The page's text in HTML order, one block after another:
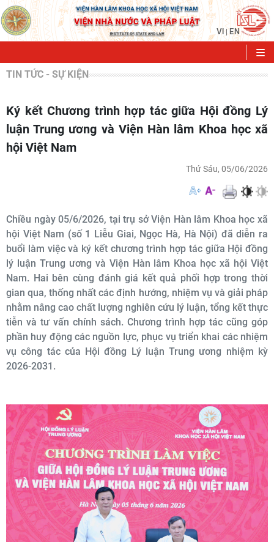
VI | EN
TIN TỨC - SỰ KIỆN
Ký kết Chương trình hợp tác giữa Hội đồng Lý
luận Trung ương và Viện Hàn lâm Khoa học xã
hội Việt Nam
Thứ Sáu, 05/06/2026
Chiều ngày 05/6/2026, tại trụ sở Viện Hàn lâm Khoa học xã
hội Việt Nam (số 1 Liễu Giai, Ngọc Hà, Hà Nội) đã diễn ra
buổi làm việc và ký kết chương trình hợp tác giữa Hội đồng
lý luận Trung ương và Viện Hàn lâm Khoa học xã hội Việt
Nam. Hai bên cùng đánh giá kết quả phối hợp trong thời
gian qua, thống nhất các định hướng, nhiệm vụ và giải pháp
nhằm nâng cao chất lượng nghiên cứu lý luận, tổng kết thực
tiễn và tư vấn chính sách. Chương trình hợp tác cũng góp
phần huy động các nguồn lực, phục vụ triển khai các nhiệm
vụ công tác của Hội đồng Lý luận Trung ương nhiệm kỳ
2026-2031.